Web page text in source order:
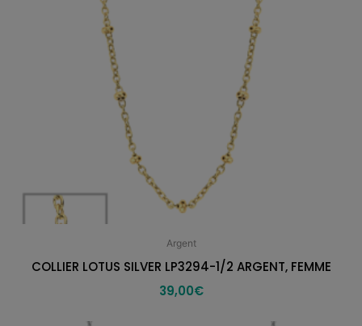
Argent
COLLIER LOTUS SILVER LP3294-1/2 ARGENT, FEMME
39,00€